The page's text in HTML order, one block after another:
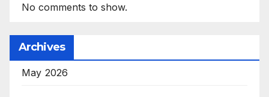
No comments to show.
Archives
May 2026